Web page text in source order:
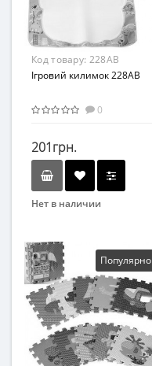
Код товару: 228AB
Ігровий килимок 228AB
0
201грн.
Нет в наличии
Возраст
От 3-х лет
Популярно